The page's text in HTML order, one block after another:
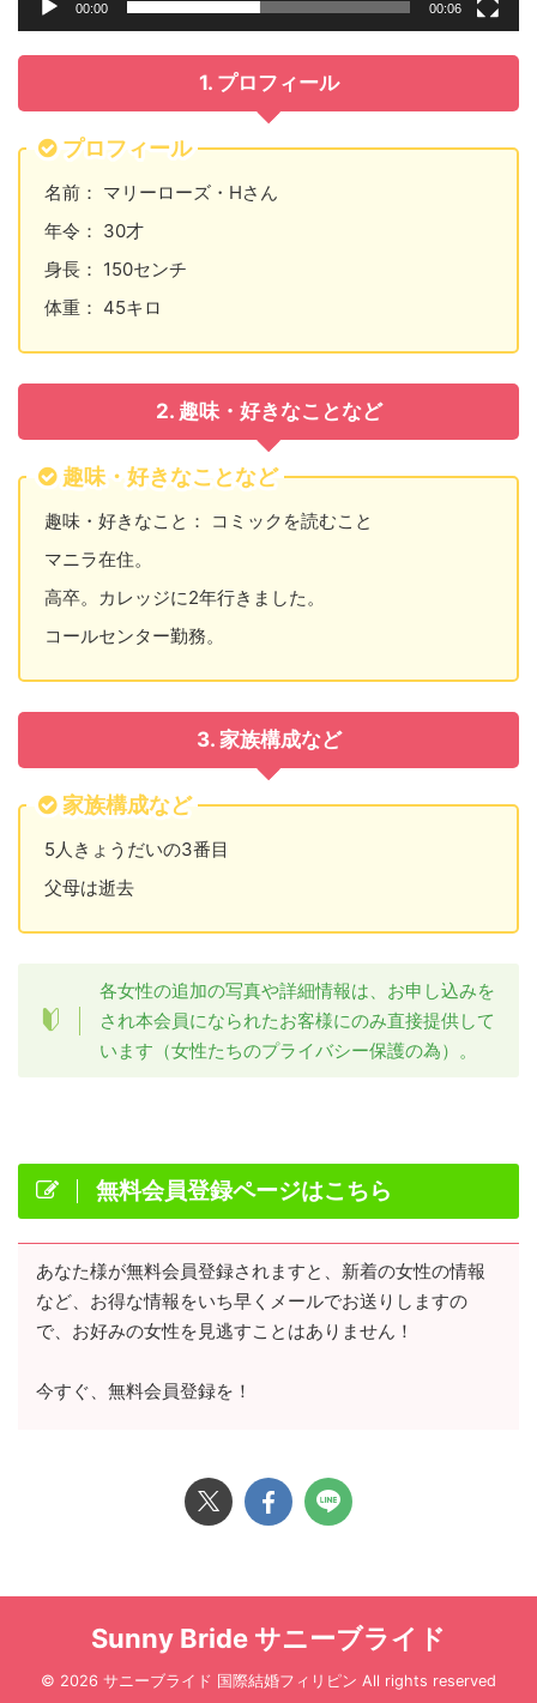
00:00 00:06
1. プロフィール
プロフィール
名前： マリーローズ・Hさん
年令： 30才
身長： 150センチ
体重： 45キロ
2. 趣味・好きなことなど
趣味・好きなことなど
趣味・好きなこと： コミックを読むこと
マニラ在住。
高卒。カレッジに2年行きました。
コールセンター勤務。
3. 家族構成など
家族構成など
5人きょうだいの3番目
父母は逝去
各女性の追加の写真や詳細情報は、お申し込みを
され本会員になられたお客様にのみ直接提供して
います（女性たちのプライバシー保護の為）。
無料会員登録ページはこちら
あなた様が無料会員登録されますと、新着の女性の情報
など、お得な情報をいち早くメールでお送りしますの
で、お好みの女性を見逃すことはありません！
今すぐ、無料会員登録を！
Sunny Bride サニーブライド
© 2026 サニーブライド 国際結婚フィリピン All rights reserved